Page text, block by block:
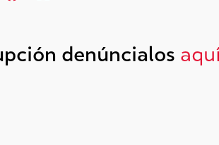
denúncialos aquí